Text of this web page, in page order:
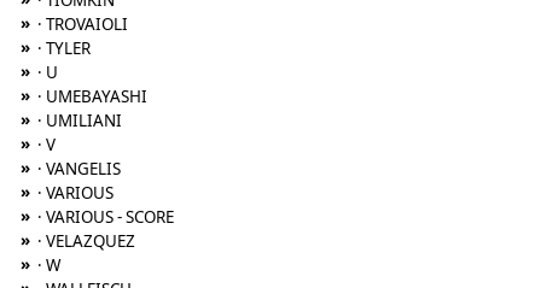
» · TROVAIOLI
» · TYLER
» · U
» · UMEBAYASHI
» · UMILIANI
» · V
» · VANGELIS
» · VARIOUS
» · VARIOUS - SCORE
» · VELAZQUEZ
» · W